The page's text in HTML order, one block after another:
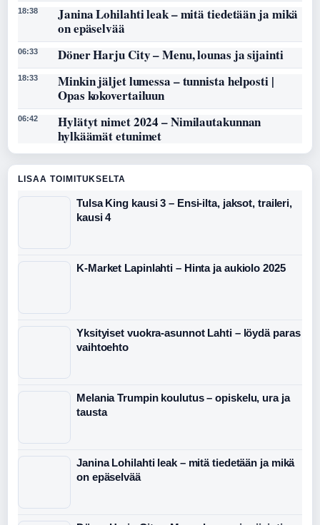
18:38
Janina Lohilahti leak – mitä tiedetään ja mikä
on epäselvää
06:33 Döner Harju City – Menu, lounas ja sijainti
18:33
Minkin jäljet lumessa – tunnista helposti |
Opas kokovertailuun
06:42
Hylätyt nimet 2024 – Nimilautakunnan
hylkäämät etunimet
LISAA TOIMITUKSELTA
Tulsa King kausi 3 – Ensi-ilta, jaksot, traileri,
kausi 4
K-Market Lapinlahti – Hinta ja aukiolo 2025
Yksityiset vuokra-asunnot Lahti – löydä paras
vaihtoehto
Melania Trumpin koulutus – opiskelu, ura ja
tausta
Janina Lohilahti leak – mitä tiedetään ja mikä
on epäselvää